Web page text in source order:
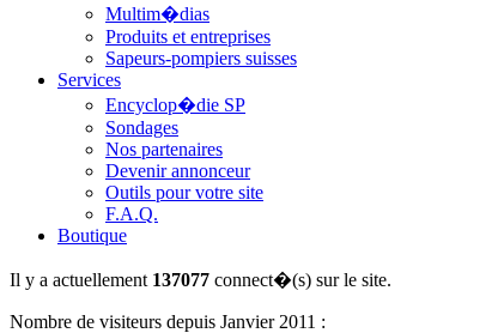
Multim�dias
Produits et entreprises
Sapeurs-pompiers suisses
Services
Encyclop�die SP
Sondages
Nos partenaires
Devenir annonceur
Outils pour votre site
F.A.Q.
Boutique
Il y a actuellement 137077 connect�(s) sur le site.
Nombre de visiteurs depuis Janvier 2011 :